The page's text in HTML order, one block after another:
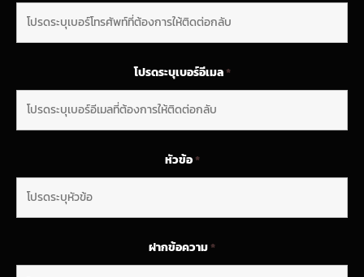
โปรดระบุเบอร์อีเมล*
หัวข้อ*
ฝากข้อความ*